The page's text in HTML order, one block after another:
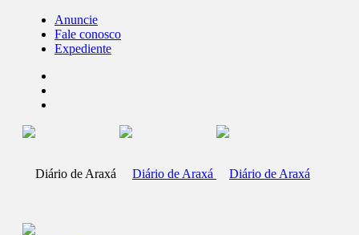
Anuncie
Fale conosco
Expediente